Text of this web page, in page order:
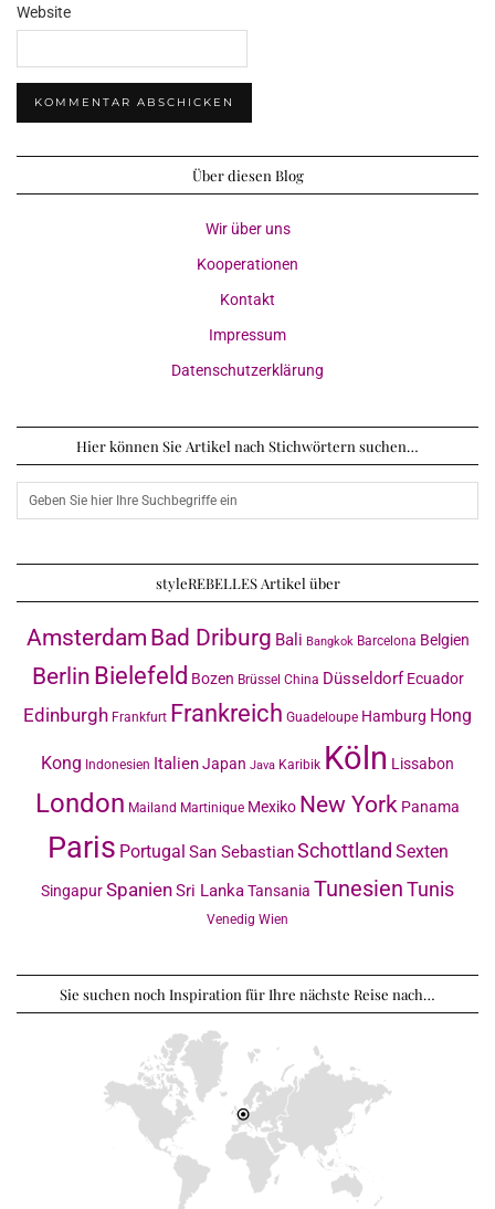
Website
Über diesen Blog
Wir über uns
Kooperationen
Kontakt
Impressum
Datenschutzerklärung
Hier können Sie Artikel nach Stichwörtern suchen…
styleREBELLES Artikel über
Amsterdam Bad Driburg Bali Bangkok Barcelona Belgien
Berlin Bielefeld Bozen Brüssel China Düsseldorf Ecuador
Edinburgh Frankfurt Frankreich Guadeloupe Hamburg Hong
Kong Indonesien ItalienJapan Java Karibik Köln Lissabon
London Mailand Martinique Mexiko New York Panama
Paris Portugal San SebastianSchottland Sexten
SingapurSpanienSri LankaTansania TunesienTunis
Venedig Wien
Sie suchen noch Inspiration für Ihre nächste Reise nach…